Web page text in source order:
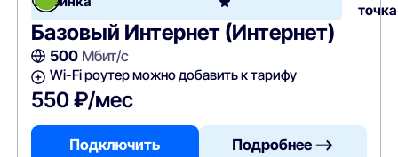
точка
Базовый Интернет (Интернет)
500Мбит/с
Wi-Fi роутер можно добавить к тарифу
550 ₽/мес
Подключить Подробнее —>